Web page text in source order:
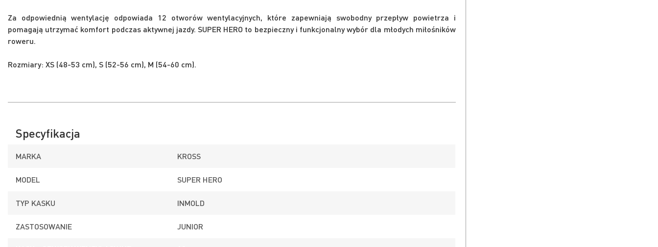
Za odpowiednią wentylację odpowiada 12 otworów wentylacyjnych, które zapewniają swobodny przepływ powietrza i
pomagają utrzymać komfort podczas aktywnej jazdy. SUPER HERO to bezpieczny i funkcjonalny wybór dla młodych miłośników
roweru.
Rozmiary: XS (48-53 cm), S (52-56 cm), M (54-60 cm).
Specyfikacja
MARKA KROSS
MODEL SUPER HERO
TYP KASKU INMOLD
ZASTOSOWANIE JUNIOR